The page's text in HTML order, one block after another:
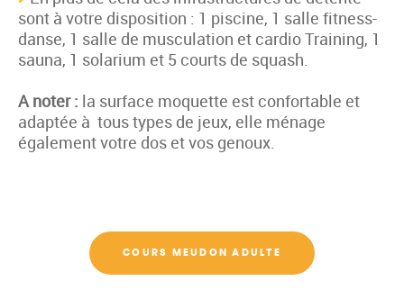
sont à votre disposition : 1 piscine, 1 salle fitness-
danse, 1 salle de musculation et cardio Training, 1
sauna, 1 solarium et 5 courts de squash.
A noter : la surface moquette est confortable et
adaptée à tous types de jeux, elle ménage
également votre dos et vos genoux.
COURS MEUDON ADULTE